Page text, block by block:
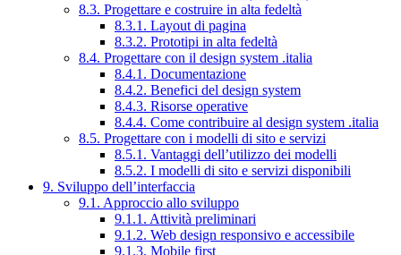
8.3. Progettare e costruire in alta fedeltà
8.3.1. Layout di pagina
8.3.2. Prototipi in alta fedeltà
8.4. Progettare con il design system .italia
8.4.1. Documentazione
8.4.2. Benefici del design system
8.4.3. Risorse operative
8.4.4. Come contribuire al design system .italia
8.5. Progettare con i modelli di sito e servizi
8.5.1. Vantaggi dell’utilizzo dei modelli
8.5.2. I modelli di sito e servizi disponibili
9. Sviluppo dell’interfaccia
9.1. Approccio allo sviluppo
9.1.1. Attività preliminari
9.1.2. Web design responsivo e accessibile
9.1.3. Mobile first